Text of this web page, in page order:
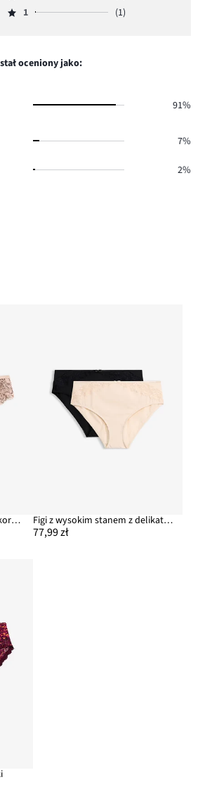
głosów
ilość
2,
1.
Ocena
głosów
1 (1)
oceniony jako:
91%
7%
2%
Figi brazylijskie z delikatnej koronki Figi z wysokim stanem z delikatną koronką (2 pary)
77,99 zł